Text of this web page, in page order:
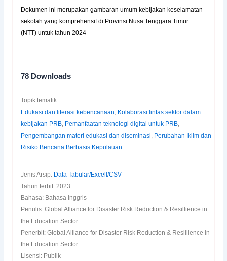
Dokumen ini merupakan gambaran umum kebijakan keselamatan
sekolah yang komprehensif di Provinsi Nusa Tenggara Timur
(NTT) untuk tahun 2024
78 Downloads
Topik tematik:
Edukasi dan literasi kebencanaan, Kolaborasi lintas sektor dalam
kebijakan PRB, Pemanfaatan teknologi digital untuk PRB,
Pengembangan materi edukasi dan diseminasi, Perubahan Iklim dan
Risiko Bencana Berbasis Kepulauan
Jenis Arsip: Data Tabular/Excell/CSV
Tahun terbit: 2023
Bahasa: Bahasa Inggris
Penulis: Global Alliance for Disaster Risk Reduction & Resillience in
the Education Sector
Penerbit: Global Alliance for Disaster Risk Reduction & Resillience in
the Education Sector
Lisensi: Publik